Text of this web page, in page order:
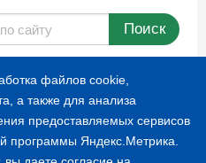
Поиск
Карта сайта
ПОЛИКЛИНИКА
5
файлов cookie,
а также для анализа
предоставляемых сервисов
программы Яндекс.Метрика.